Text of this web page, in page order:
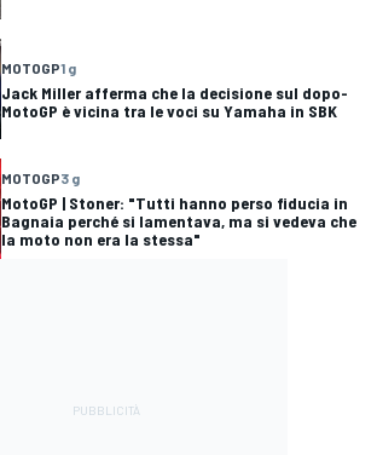
MOTOGP1 g
Jack Miller afferma che la decisione sul dopo-
MotoGP è vicina tra le voci su Yamaha in SBK
MOTOGP3 g
MotoGP | Stoner: "Tutti hanno perso fiducia in
Bagnaia perché si lamentava, ma si vedeva che
la moto non era la stessa"